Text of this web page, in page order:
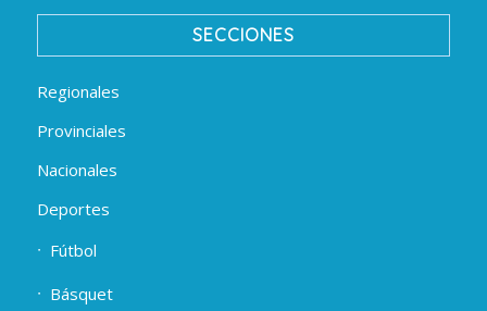
SECCIONES
Regionales
Provinciales
Nacionales
Deportes
Fútbol
Básquet